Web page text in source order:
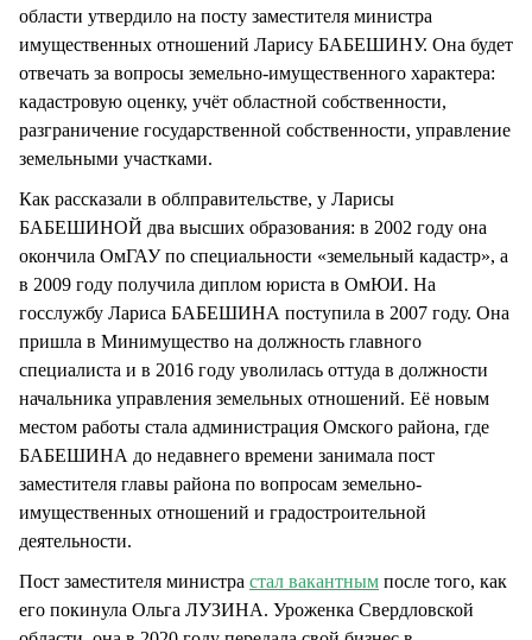
области утвердило на посту заместителя министра
имущественных отношений Ларису БАБЕШИНУ. Она будет
отвечать за вопросы земельно-имущественного характера:
кадастровую оценку, учёт областной собственности,
разграничение государственной собственности, управление
земельными участками.
Как рассказали в облправительстве, у Ларисы
БАБЕШИНОЙ два высших образования: в 2002 году она
окончила ОмГАУ по специальности «земельный кадастр», а
в 2009 году получила диплом юриста в ОмЮИ. На
госслужбу Лариса БАБЕШИНА поступила в 2007 году. Она
пришла в Минимущество на должность главного
специалиста и в 2016 году уволилась оттуда в должности
начальника управления земельных отношений. Её новым
местом работы стала администрация Омского района, где
БАБЕШИНА до недавнего времени занимала пост
заместителя главы района по вопросам земельно-
имущественных отношений и градостроительной
деятельности.
Пост заместителя министра стал вакантным после того, как
его покинула Ольга ЛУЗИНА. Уроженка Свердловской